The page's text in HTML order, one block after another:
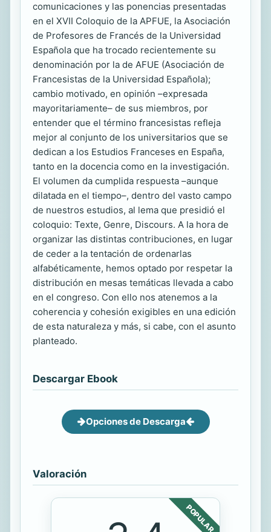
comunicaciones y las ponencias presentadas
en el XVII Coloquio de la APFUE, la Asociación
de Profesores de Francés de la Universidad
Española que ha trocado recientemente su
denominación por la de AFUE (Asociación de
Francesistas de la Universidad Española);
cambio motivado, en opinión –expresada
mayoritariamente– de sus miembros, por
entender que el término francesistas refleja
mejor al conjunto de los universitarios que se
dedican a los Estudios Franceses en España,
tanto en la docencia como en la investigación.
El volumen da cumplida respuesta –aunque
dilatada en el tiempo–, dentro del vasto campo
de nuestros estudios, al lema que presidió el
coloquio: Texte, Genre, Discours. A la hora de
organizar las distintas contribuciones, en lugar
de ceder a la tentación de ordenarlas
alfabéticamente, hemos optado por respetar la
distribución en mesas temáticas llevada a cabo
en el congreso. Con ello nos atenemos a la
coherencia y cohesión exigibles en una edición
de esta naturaleza y más, si cabe, con el asunto
planteado.
Descargar Ebook
Opciones de Descarga
Valoración
POPULAR